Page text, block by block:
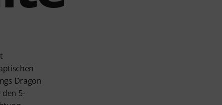
Dragon
den 5-